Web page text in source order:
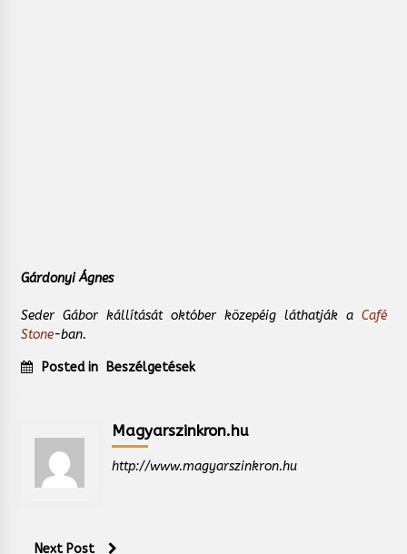
Gárdonyi Ágnes
Seder Gábor kállítását október közepéig láthatják a Café
Stone-ban.
Posted in Beszélgetések
Magyarszinkron.hu
http://www.magyarszinkron.hu
Next Post